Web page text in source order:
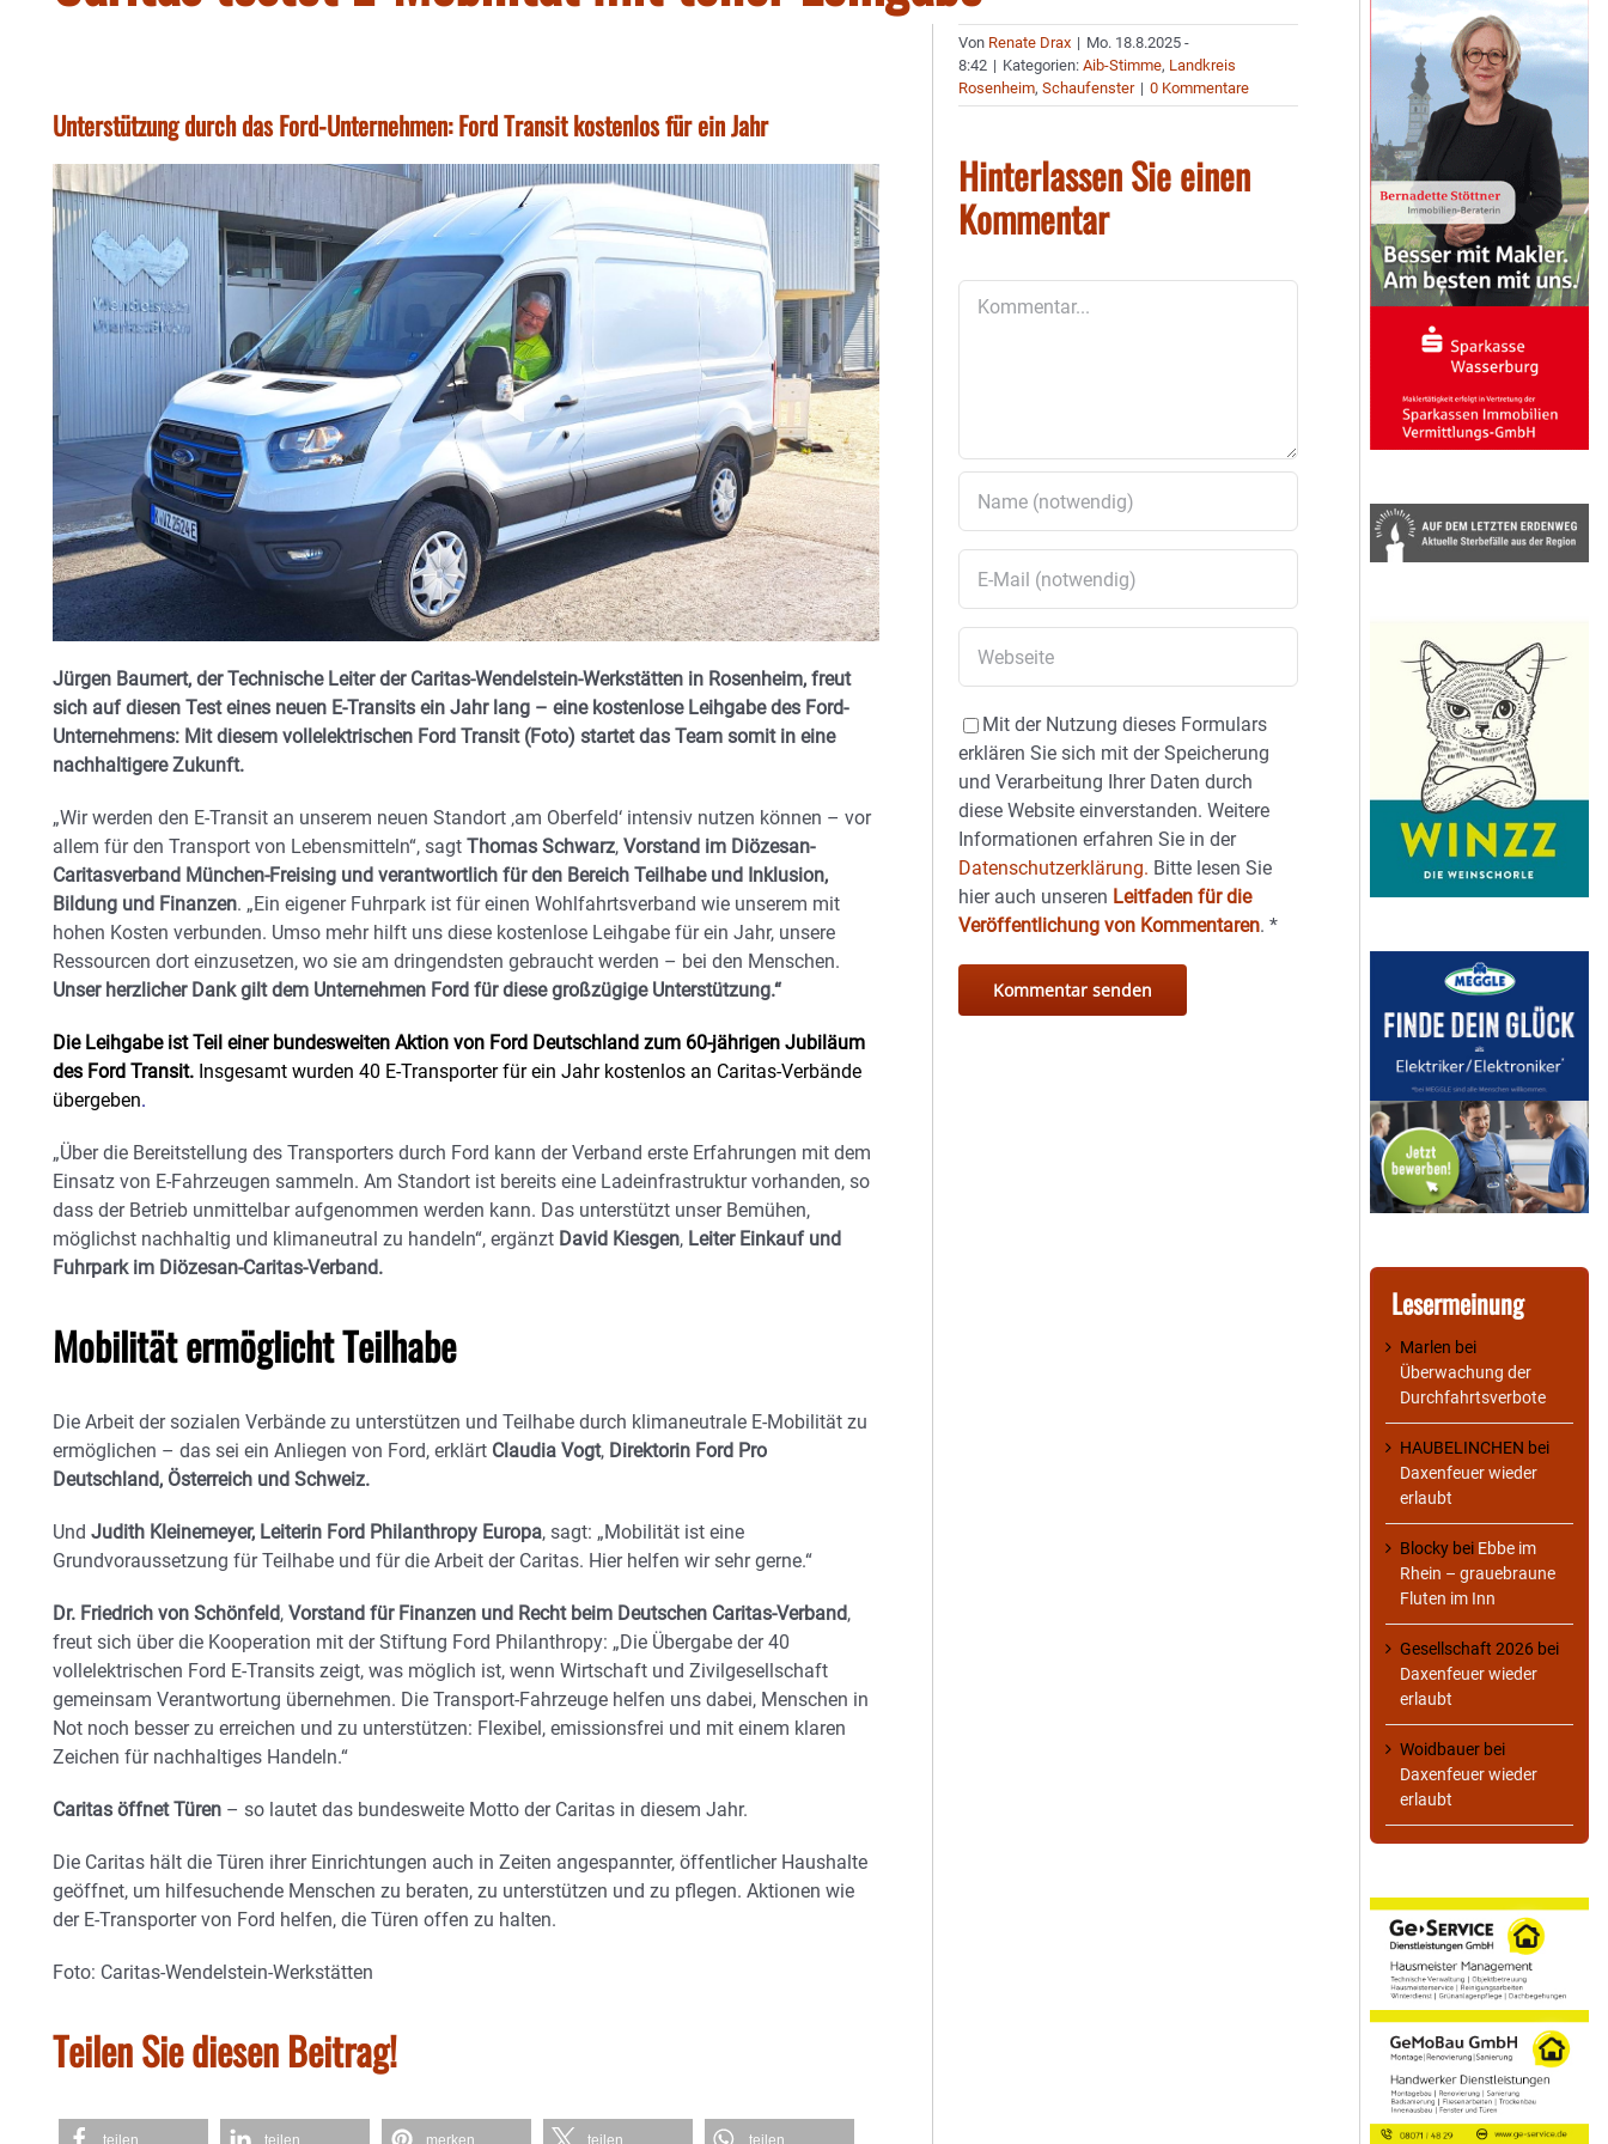
Unterstützung durch das Ford-Unternehmen: Ford Transit kostenlos für ein Jahr
Jürgen Baumert, der Technische Leiter der Caritas-Wendelstein-Werkstätten in Rosenheim, freut
sich auf diesen Test eines neuen E-Transits ein Jahr lang – eine kostenlose Leihgabe des Ford-
Unternehmens: Mit diesem vollelektrischen Ford Transit (Foto) startet das Team somit in eine
nachhaltigere Zukunft.
„Wir werden den E-Transit an unserem neuen Standort ‚am Oberfeld‘ intensiv nutzen können – vor
allem für den Transport von Lebensmitteln“, sagt Thomas Schwarz, Vorstand im Diözesan-
Caritasverband München-Freising und verantwortlich für den Bereich Teilhabe und Inklusion,
Bildung und Finanzen. „Ein eigener Fuhrpark ist für einen Wohlfahrtsverband wie unserem mit
hohen Kosten verbunden. Umso mehr hilft uns diese kostenlose Leihgabe für ein Jahr, unsere
Ressourcen dort einzusetzen, wo sie am dringendsten gebraucht werden – bei den Menschen.
Unser herzlicher Dank gilt dem Unternehmen Ford für diese großzügige Unterstützung.“
Die Leihgabe ist Teil einer bundesweiten Aktion von Ford Deutschland zum 60-jährigen Jubiläum
des Ford Transit. Insgesamt wurden 40 E-Transporter für ein Jahr kostenlos an Caritas-Verbände
übergeben.
„Über die Bereitstellung des Transporters durch Ford kann der Verband erste Erfahrungen mit dem
Einsatz von E-Fahrzeugen sammeln. Am Standort ist bereits eine Ladeinfrastruktur vorhanden, so
dass der Betrieb unmittelbar aufgenommen werden kann. Das unterstützt unser Bemühen,
möglichst nachhaltig und klimaneutral zu handeln“, ergänzt David Kiesgen, Leiter Einkauf und
Fuhrpark im Diözesan-Caritas-Verband.
Mobilität ermöglicht Teilhabe
Die Arbeit der sozialen Verbände zu unterstützen und Teilhabe durch klimaneutrale E-Mobilität zu
ermöglichen – das sei ein Anliegen von Ford, erklärt Claudia Vogt, Direktorin Ford Pro
Deutschland, Österreich und Schweiz.
Und Judith Kleinemeyer, Leiterin Ford Philanthropy Europa, sagt: „Mobilität ist eine
Grundvoraussetzung für Teilhabe und für die Arbeit der Caritas. Hier helfen wir sehr gerne.“
Dr. Friedrich von Schönfeld, Vorstand für Finanzen und Recht beim Deutschen Caritas-Verband,
freut sich über die Kooperation mit der Stiftung Ford Philanthropy: „Die Übergabe der 40
vollelektrischen Ford E-Transits zeigt, was möglich ist, wenn Wirtschaft und Zivilgesellschaft
gemeinsam Verantwortung übernehmen. Die Transport-Fahrzeuge helfen uns dabei, Menschen in
Not noch besser zu erreichen und zu unterstützen: Flexibel, emissionsfrei und mit einem klaren
Zeichen für nachhaltiges Handeln.“
Caritas öffnet Türen – so lautet das bundesweite Motto der Caritas in diesem Jahr.
Die Caritas hält die Türen ihrer Einrichtungen auch in Zeiten angespannter, öffentlicher Haushalte
geöffnet, um hilfesuchende Menschen zu beraten, zu unterstützen und zu pflegen. Aktionen wie
der E-Transporter von Ford helfen, die Türen offen zu halten.
Foto: Caritas-Wendelstein-Werkstätten
Teilen Sie diesen Beitrag!
teilen teilen merken teilen teilen
Von Renate Drax | Mo. 18.8.2025 -
8:42 | Kategorien:Aib-Stimme, Landkreis
Rosenheim,Schaufenster | 0 Kommentare
Hinterlassen Sie einen
Kommentar
Mit der Nutzung dieses Formulars
erklären Sie sich mit der Speicherung
und Verarbeitung Ihrer Daten durch
diese Website einverstanden. Weitere
Informationen erfahren Sie in der
Datenschutzerklärung. Bitte lesen Sie
hier auch unseren Leitfaden für die
Veröffentlichung von Kommentaren.*
Lesermeinung
Marlen bei
Überwachung der
Durchfahrtsverbote
HAUBELINCHEN bei
Daxenfeuer wieder
erlaubt
Blocky bei Ebbe im
Rhein – grauebraune
Fluten im Inn
Gesellschaft 2026 bei
Daxenfeuer wieder
erlaubt
Woidbauer bei
Daxenfeuer wieder
erlaubt